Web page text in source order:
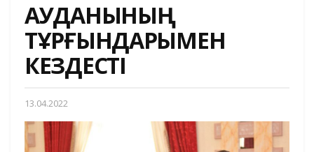
АУДАНЫНЫҢ
ТҰРҒЫНДАРЫМЕН
КЕЗДЕСТІ
13.04.2022